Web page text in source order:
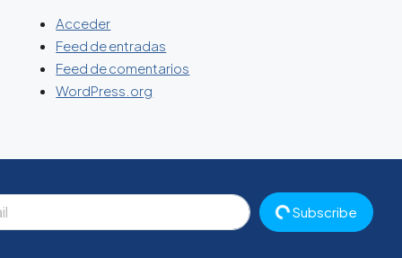
Acceder
Feed de entradas
Feed de comentarios
WordPress.org
Subscribe